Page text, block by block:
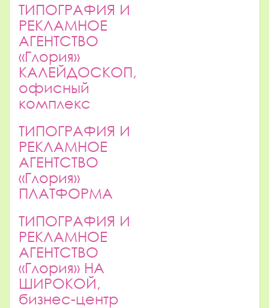
ТИПОГРАФИЯ И
РЕКЛАМНОЕ
АГЕНТСТВО
«Глория»
КАЛЕЙДОСКОП,
офисный
комплекс
ТИПОГРАФИЯ И
РЕКЛАМНОЕ
АГЕНТСТВО
«Глория»
ПЛАТФОРМА
ТИПОГРАФИЯ И
РЕКЛАМНОЕ
АГЕНТСТВО
«Глория» НА
ШИРОКОЙ,
бизнес-центр